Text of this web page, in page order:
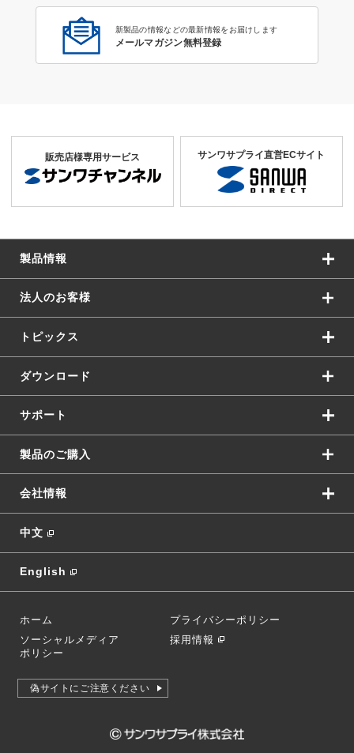
新製品の情報などの最新情報をお届けします
メールマガジン無料登録
販売店様専用サービス サンワサプライ直営ECサイト
製品情報
法人のお客様
トピックス
ダウンロード
サポート
製品のご購入
会社情報
中文
English
ホーム
プライバシーポリシー
ソーシャルメディア
ポリシー
採用情報
偽サイトにご注意ください